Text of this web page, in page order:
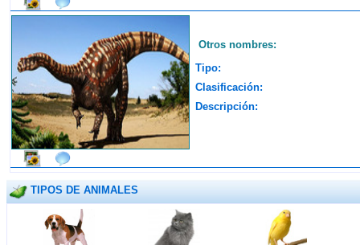
Otros nombres:
Tipo:
Clasificación:
Descripción:
TIPOS DE ANIMALES